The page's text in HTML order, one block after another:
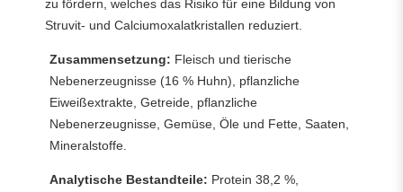
zu fördern, welches das Risiko für eine Bildung von
Struvit- und Calciumoxalatkristallen reduziert.
Zusammensetzung: Fleisch und tierische
Nebenerzeugnisse (16 % Huhn), pflanzliche
Eiweißextrakte, Getreide, pflanzliche
Nebenerzeugnisse, Gemüse, Öle und Fette, Saaten,
Mineralstoffe.
Analytische Bestandteile: Protein 38,2 %,